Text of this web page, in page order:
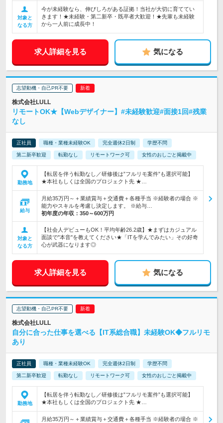
対象と
なる方
今が未経験なら、伸びしろがある証拠！当社が大切に育ててい
きます！★未経験・第二新卒・既卒者大歓迎！★先輩も未経験
から一人前に成長中！
求人詳細を見る 気になる
志望動機・自己PR不要
株式会社LULL
リモートOK★【Webデザイナー】#未経験歓迎#面接1回#残業
なし
正社員 職種・業種未経験OK 完全週休2日制 学歴不問
第二新卒歓迎 転勤なし リモートワーク可 女性のおしごと掲載中
勤務地
【転居を伴う転勤なし／研修後は”フルリモ案件”も選択可能】
★本社もしくは全国のプロジェクト先 ★…
給与
月給35万円～＋業績賞与＋交通費＋各種手当 ※経験者の場合 ※
能力やスキルを考慮し決定します。 ※給与…
初年度の年収： 350～600万円
対象と
なる方
【社会人デビューもOK！平均年齢26.2歳】★まずはカジュアル
面談で"本音"を教えてください★「ITを学んでみたい」その好奇
心が武器になります◎
求人詳細を見る 気になる
志望動機・自己PR不要
株式会社LULL
自分に合った仕事を選べる【IT系総合職】未経験OK◆フルリモ
あり
正社員 職種・業種未経験OK 完全週休2日制 学歴不問
第二新卒歓迎 転勤なし リモートワーク可 女性のおしごと掲載中
勤務地
【転居を伴う転勤なし／研修後は”フルリモ案件”も選択可能】
★本社もしくは全国のプロジェクト先 ★…
月給35万円～＋業績賞与＋交通費＋各種手当 ※経験者の場合 ※